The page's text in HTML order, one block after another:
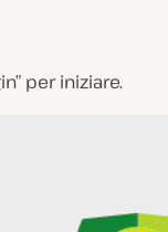
per iniziare.